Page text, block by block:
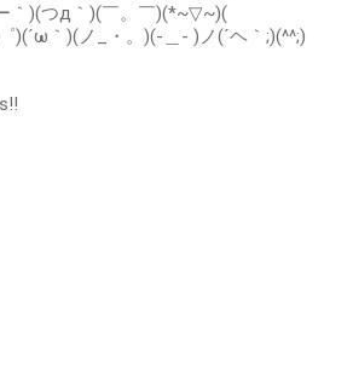
｀)(つд｀)(￣。￣)(*~▽~)(
)(´ω｀)(ノ_・。)(-＿- )ノ(´ヘ｀;)(^^;)